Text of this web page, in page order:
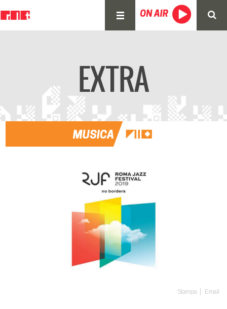
EXTRA
Stampa Email